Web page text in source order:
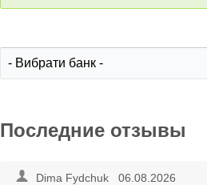
Последние отзывы
Dima Fydchuk 06.08.2026